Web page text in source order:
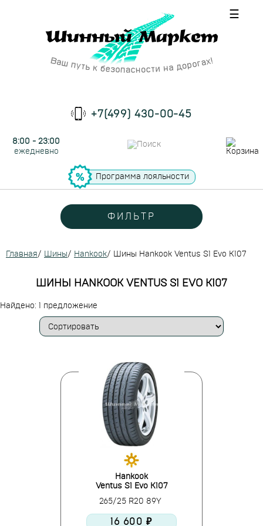
☰
+7(499) 430-00-45
8:00 - 23:00
ежедневно
Программа лояльности
ФИЛЬТР
Главная/ Шины/ Hankook/ Шины Hankook Ventus S1 Evo K107
ШИНЫ HANKOOK VENTUS S1 EVO K107
Найдено: 1 предложение
Hankook
Ventus S1 Evo K107
265/25 R20 89Y
16 600 ₽